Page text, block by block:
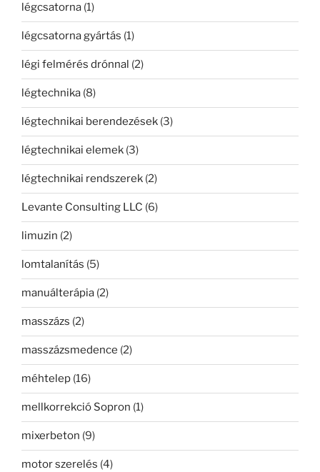
légcsatorna (1)
légcsatorna gyártás (1)
légi felmérés drónnal (2)
légtechnika (8)
légtechnikai berendezések (3)
légtechnikai elemek (3)
légtechnikai rendszerek (2)
Levante Consulting LLC (6)
limuzin (2)
lomtalanítás (5)
manuálterápia (2)
masszázs (2)
masszázsmedence (2)
méhtelep (16)
mellkorrekció Sopron (1)
mixerbeton (9)
motor szerelés (4)